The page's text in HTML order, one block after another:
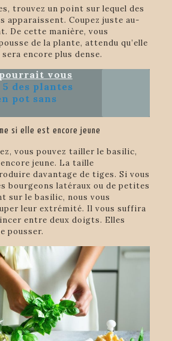
trouvez un point sur lequel des
apparaissent. Coupez juste au-
De cette manière, vous
de la plante, attendu qu’elle
encore plus dense.
vous
5 des plantes
pot sans
si elle est encore jeune
vous pouvez tailler le basilic,
jeune. La taille
davantage de tiges. Si vous
bourgeons latéraux ou de petites
sur le basilic, nous vous
leur extrémité. Il vous suffira
entre deux doigts. Elles
pousser.